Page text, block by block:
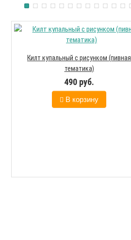
Килт купальный с рисунком (пивная
тематика)
490 руб.
В корзину